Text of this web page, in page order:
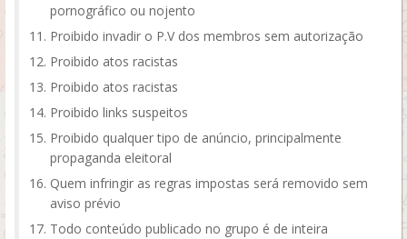
pornográfico ou nojento
Proibido invadir o P.V dos membros sem autorização
Proibido atos racistas
Proibido atos racistas
Proibido links suspeitos
Proibido qualquer tipo de anúncio, principalmente
propaganda eleitoral
Quem infringir as regras impostas será removido sem
aviso prévio
Todo conteúdo publicado no grupo é de inteira